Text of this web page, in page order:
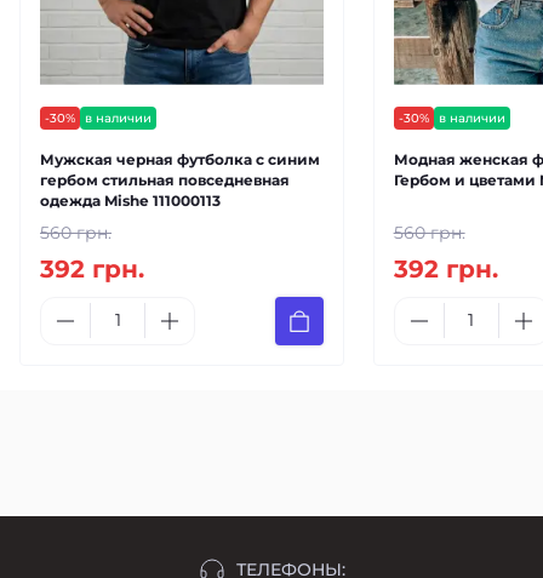
-30% в наличии
Мужская черная футболка с синим
гербом стильная повседневная
одежда Mishe 111000113
560 грн.
392 грн.
-30% в наличии
Модная женская
Гербом и цветами
560 грн.
392 грн.
ТЕЛЕФОНЫ: